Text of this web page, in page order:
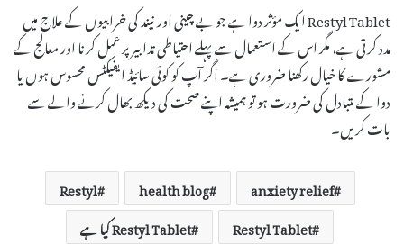
Restyl Tablet ایک مؤثر دوا ہے جو بے چینی اور نیند کی خرابیوں کے علاج میں
مدد کرتی ہے، مگر اس کے استعمال سے پہلے احتیاطی تدابیر پر عمل کرنا اور معالج کے
مشورے کا خیال رکھنا ضروری ہے۔ اگر آپ کو کوئی سائیڈ ایفیکٹس محسوس ہوں یا
دوا کے متبادل کی ضرورت ہو تو ہمیشہ اپنے صحت کی دیکھ بھال کرنے والے سے
بات کریں۔
anxiety relief
health blog
Restyl
Restyl Tablet
Restyl Tablet کیا ہے